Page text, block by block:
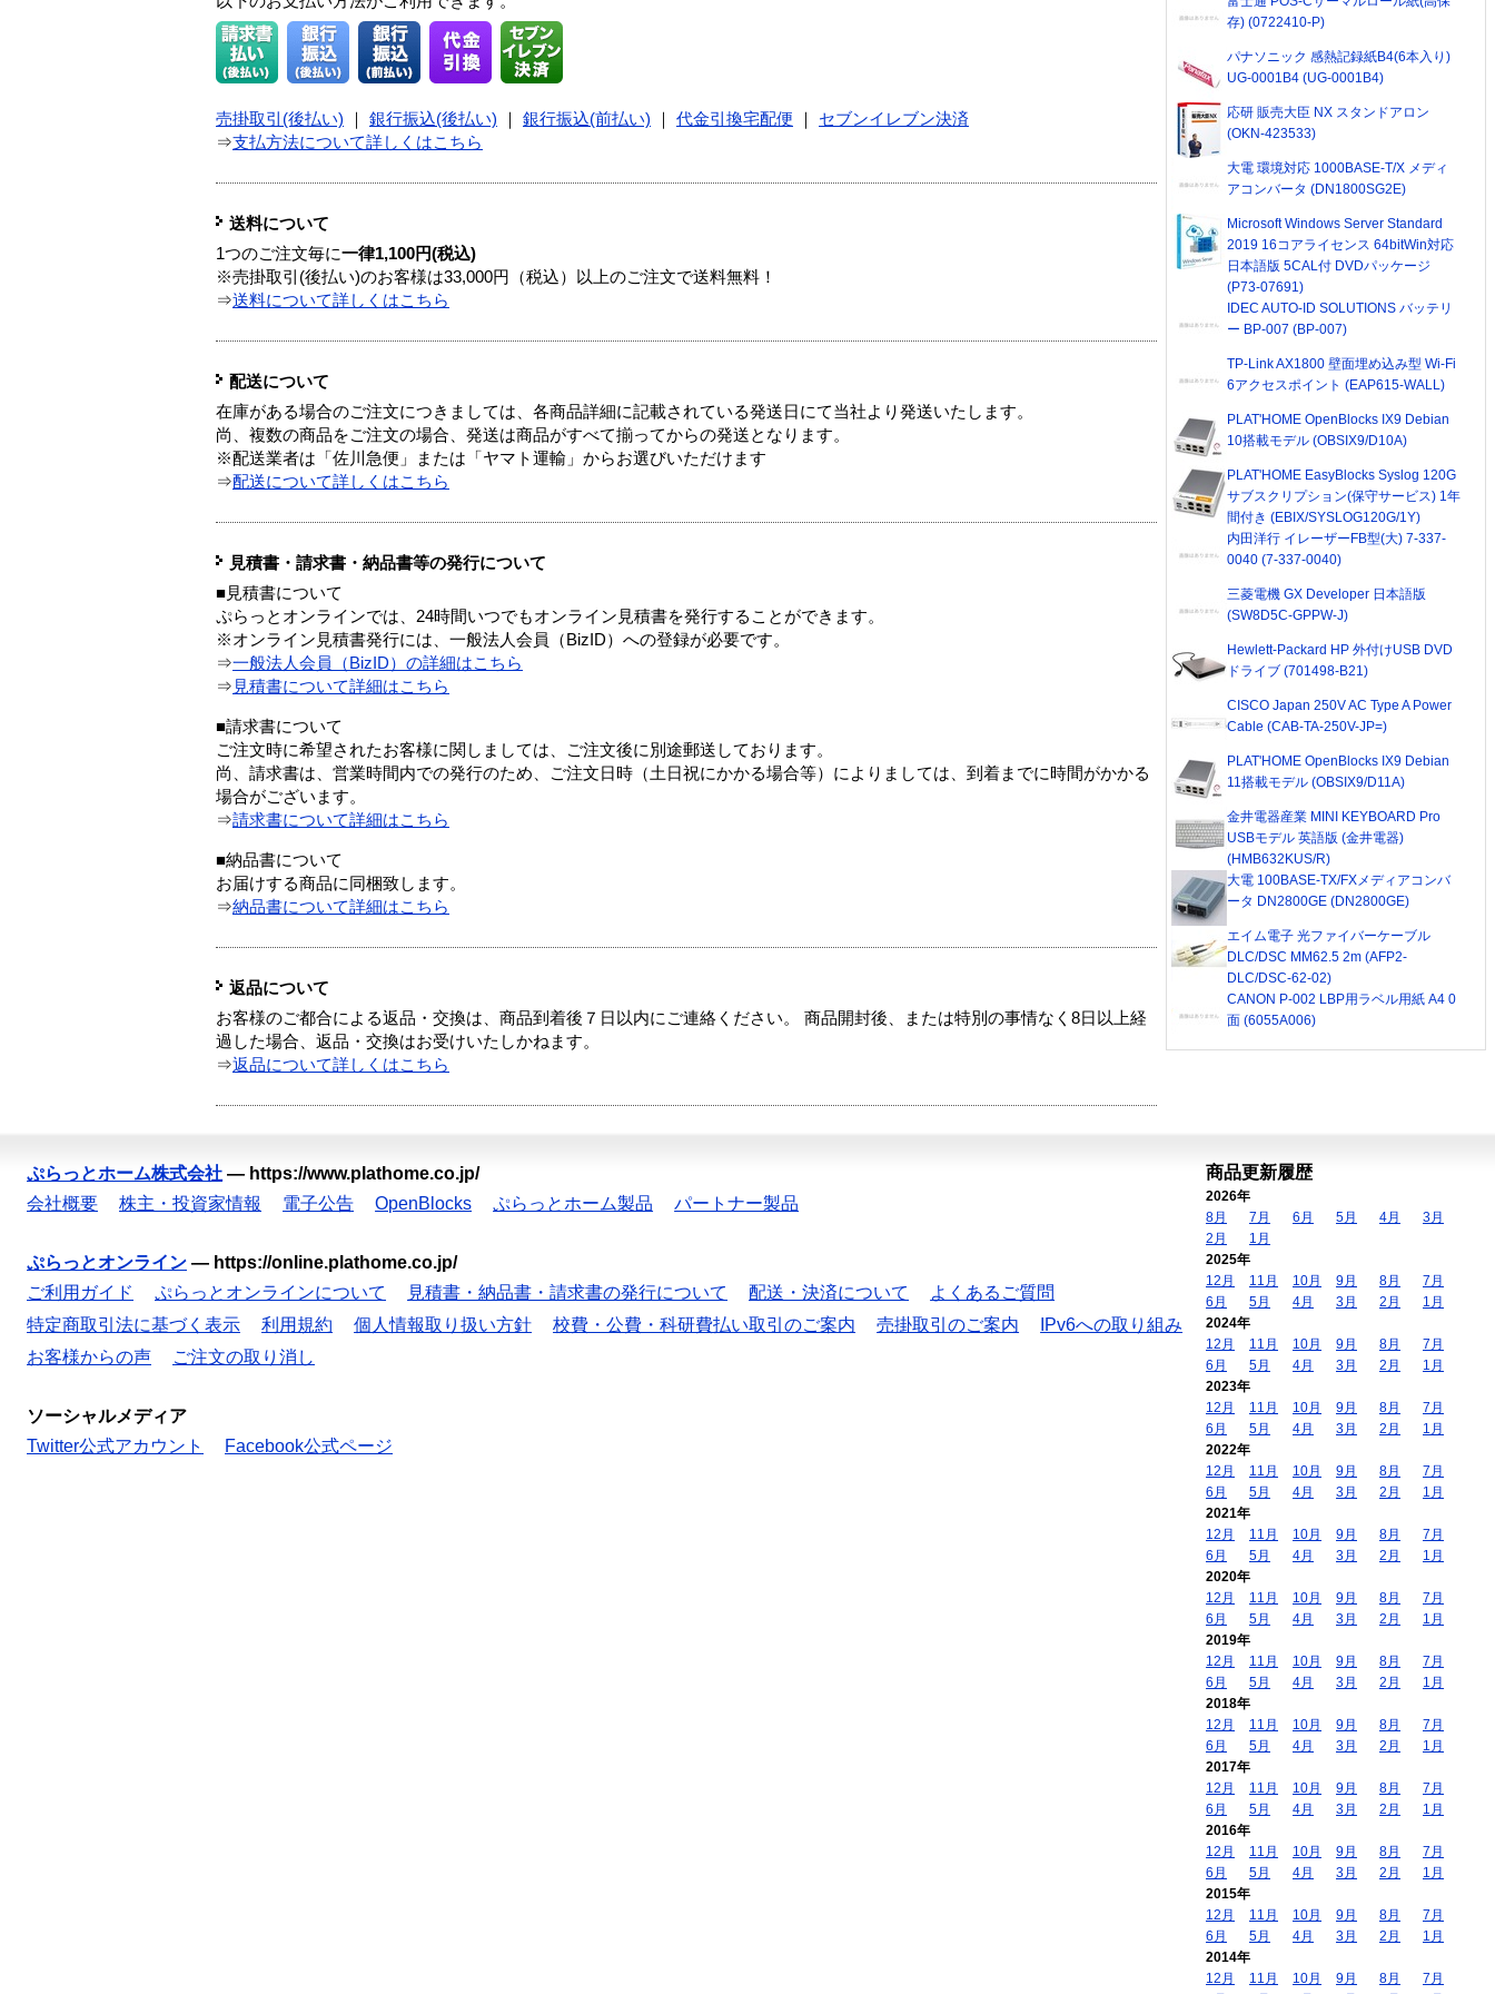
売掛取引(後払い) 銀行振込(後払い) 銀行振込(前払い) 代金引換宅配便
セブンイレブン決済
⇒支払方法について詳しくはこちら
送料について
1つのご注文毎に一律1,100円(税込)
※売掛取引(後払い)のお客様は33,000円（税込）以上のご注文で送料無料！
⇒送料について詳しくはこちら
配送について
在庫がある場合のご注文につきましては、各商品詳細に記載されている発送日にて当社より発送いたします。
尚、複数の商品をご注文の場合、発送は商品がすべて揃ってからの発送となります。
※配送業者は「佐川急便」または「ヤマト運輸」からお選びいただけます
⇒配送について詳しくはこちら
見積書・請求書・納品書等の発行について
■見積書について
ぷらっとオンラインでは、24時間いつでもオンライン見積書を発行することができます。
※オンライン見積書発行には、一般法人会員（BizID）への登録が必要です。
⇒一般法人会員（BizID）の詳細はこちら
⇒ 見積書について詳細はこちら
■請求書について
ご注文時に希望されたお客様に関しましては、ご注文後に別途郵送しております。
尚、請求書は、営業時間内での発行のため、ご注文日時（土日祝にかかる場合等）によりましては、到着までに時間がかかる
場合がございます。
⇒請求書について詳細はこちら
■納品書について
お届けする商品に同梱致します。
⇒納品書について詳細はこちら
返品について
お客様のご都合による返品・交換は、商品到着後７日以内にご連絡ください。 商品開封後、または特別の事情なく8日以上経
過した場合、返品・交換はお受けいたしかねます。
⇒返品について詳しくはこちら
存) (0722410-P)
パナソニック 感熱記録紙B4(6本入り)
UG-0001B4 (UG-0001B4)
応研 販売大臣 NX スタンドアロン
(OKN-423533)
大電 環境対応 1000BASE-T/X メディ
アコンバータ (DN1800SG2E)
Microsoft Windows Server Standard
2019 16コアライセンス 64bitWin対応
日本語版 5CAL付 DVDパッケージ
(P73-07691)
IDEC AUTO-ID SOLUTIONS バッテリ
ー BP-007 (BP-007)
TP-Link AX1800 壁面埋め込み型 Wi-Fi
6アクセスポイント (EAP615-WALL)
PLAT'HOME OpenBlocks IX9 Debian
10搭載モデル (OBSIX9/D10A)
PLAT'HOME EasyBlocks Syslog 120G
サブスクリプション(保守サービス) 1年
間付き (EBIX/SYSLOG120G/1Y)
内田洋行 イレーザーFB型(大) 7-337-
0040 (7-337-0040)
三菱電機 GX Developer 日本語版
(SW8D5C-GPPW-J)
Hewlett-Packard HP 外付けUSB DVD
ドライブ (701498-B21)
CISCO Japan 250V AC Type A Power
Cable (CAB-TA-250V-JP=)
PLAT'HOME OpenBlocks IX9 Debian
11搭載モデル (OBSIX9/D11A)
金井電器産業 MINI KEYBOARD Pro
USBモデル 英語版 (金井電器)
(HMB632KUS/R)
大電 100BASE-TX/FXメディアコンバ
ータ DN2800GE (DN2800GE)
エイム電子 光ファイバーケーブル
DLC/DSC MM62.5 2m (AFP2-
DLC/DSC-62-02)
CANON P-002 LBP用ラベル用紙 A4 0
面 (6055A006)
ぷらっとホーム株式会社 — https://www.plathome.co.jp/
会社概要
株主・投資家情報 電子公告 OpenBlocks ぷらっとホーム製品 パートナー製品
ぷらっとオンライン — https://online.plathome.co.jp/
ご利用ガイド
ぷらっとオンラインについて 見積書・納品書・請求書の発行について 配送・決済について
よくあるご質問
特定商取引法に基づく表示
利用規約 個人情報取り扱い方針 校費・公費・科研費払い取引のご案内 売掛取引のご案内
IPv6への取り組み
お客様からの声
ご注文の取り消し
ソーシャルメディア
Twitter公式アカウント
Facebook公式ページ
商品更新履歴
2026年
8月
7月 6月 5月 4月
3月
2月
1月
2025年
12月
11月 10月 9月 8月
7月
6月
5月 4月 3月 2月
1月
2024年
12月
11月 10月 9月 8月
7月
6月
5月 4月 3月 2月
1月
2023年
12月
11月 10月 9月 8月
7月
6月
5月 4月 3月 2月
1月
2022年
12月
11月 10月 9月 8月
7月
6月
5月 4月 3月 2月
1月
2021年
12月
11月 10月 9月 8月
7月
6月
5月 4月 3月 2月
1月
2020年
12月
11月 10月 9月 8月
7月
6月
5月 4月 3月 2月
1月
2019年
12月
11月 10月 9月 8月
7月
6月
5月 4月 3月 2月
1月
2018年
12月
11月 10月 9月 8月
7月
6月
5月 4月 3月 2月
1月
2017年
12月
11月 10月 9月 8月
7月
6月
5月 4月 3月 2月
1月
2016年
12月
11月 10月 9月 8月
7月
6月
5月 4月 3月 2月
1月
2015年
12月
11月 10月 9月 8月
7月
6月
5月 4月 3月 2月
1月
2014年
12月
11月 10月 9月 8月
7月